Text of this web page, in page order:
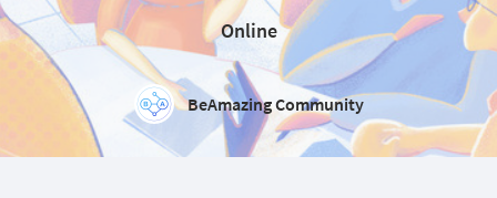
Online
BeAmazing Community